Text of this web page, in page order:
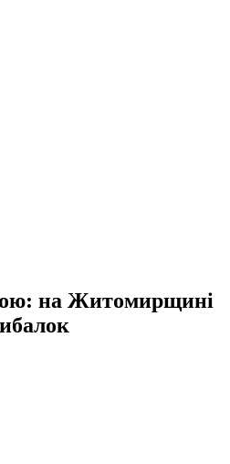
на Житомирщині